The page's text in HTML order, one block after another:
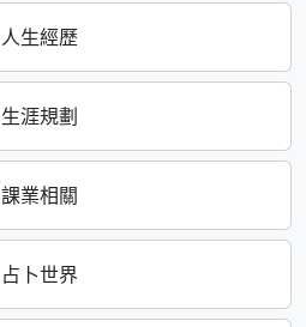
人生經歷
生涯規劃
課業相關
占卜世界